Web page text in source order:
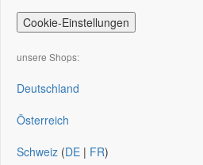
Cookie-Einstellungen
unsere Shops:
Deutschland
Österreich
Schweiz (DE | FR)